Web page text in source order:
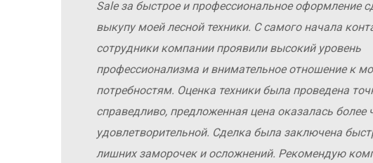
Sale за быстрое и профессиональное оформление
выкупу моей лесной техники. С самого начала
сотрудники компании проявили высокий уровень
профессионализма и внимательное отношение к
потребностям. Оценка техники была проведена
справедливо, предложенная цена оказалась более
удовлетворительной. Сделка была заключена
лишних заморочек и осложнений. Рекомендую